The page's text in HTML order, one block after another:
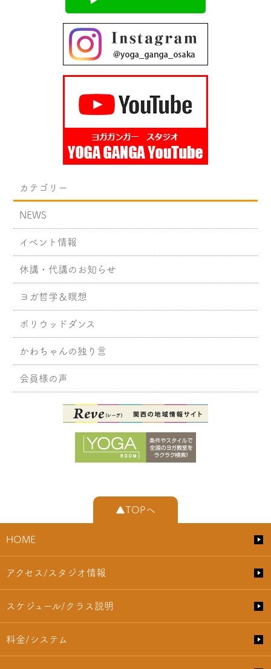
カテゴリー
NEWS
イベント情報
休講・代講のお知らせ
ヨガ哲学＆瞑想
ボリウッドダンス
かわちゃんの独り言
会員様の声
▲TOPへ
HOME
アクセス/スタジオ情報
スケジュール/クラス説明
料金/システム